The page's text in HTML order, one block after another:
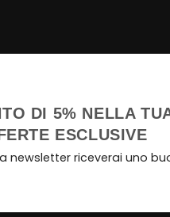
DI 5% NELLA
ESCLUSIVE
newsletter riceverai uno